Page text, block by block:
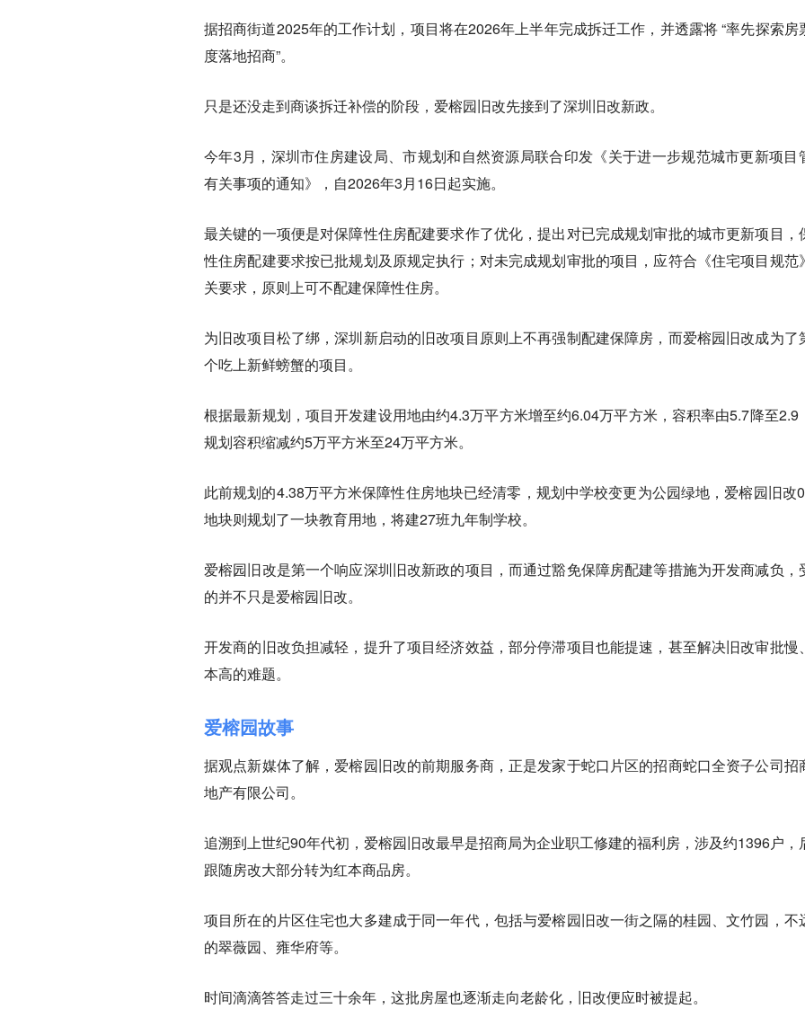
据招商街道2025年的工作计划，项目将在2026年上半年完成拆迁工作，并透露将 “率先探索房
度落地招商”。
只是还没走到商谈拆迁补偿的阶段，爱榕园旧改先接到了深圳旧改新政。
今年3月，深圳市住房建设局、市规划和自然资源局联合印发《关于进一步规范城市更新项目
有关事项的通知》，自2026年3月16日起实施。
最关键的一项便是对保障性住房配建要求作了优化，提出对已完成规划审批的城市更新项目，
性住房配建要求按已批规划及原规定执行；对未完成规划审批的项目，应符合《住宅项目规范
关要求，原则上可不配建保障性住房。
为旧改项目松了绑，深圳新启动的旧改项目原则上不再强制配建保障房，而爱榕园旧改成为了
个吃上新鲜螃蟹的项目。
根据最新规划，项目开发建设用地由约4.3万平方米增至约6.04万平方米，容积率由5.7降至2.9
规划容积缩减约5万平方米至24万平方米。
此前规划的4.38万平方米保障性住房地块已经清零，规划中学校变更为公园绿地，爱榕园旧改
地块则规划了一块教育用地，将建27班九年制学校。
爱榕园旧改是第一个响应深圳旧改新政的项目，而通过豁免保障房配建等措施为开发商减负，
的并不只是爱榕园旧改。
开发商的旧改负担减轻，提升了项目经济效益，部分停滞项目也能提速，甚至解决旧改审批慢
本高的难题。
爱榕园故事
据观点新媒体了解，爱榕园旧改的前期服务商，正是发家于蛇口片区的招商蛇口全资子公司招
地产有限公司。
追溯到上世纪90年代初，爱榕园旧改最早是招商局为企业职工修建的福利房，涉及约1396户，
跟随房改大部分转为红本商品房。
项目所在的片区住宅也大多建成于同一年代，包括与爱榕园旧改一街之隔的桂园、文竹园，不
的翠薇园、雍华府等。
时间滴滴答答走过三十余年，这批房屋也逐渐走向老龄化，旧改便应时被提起。